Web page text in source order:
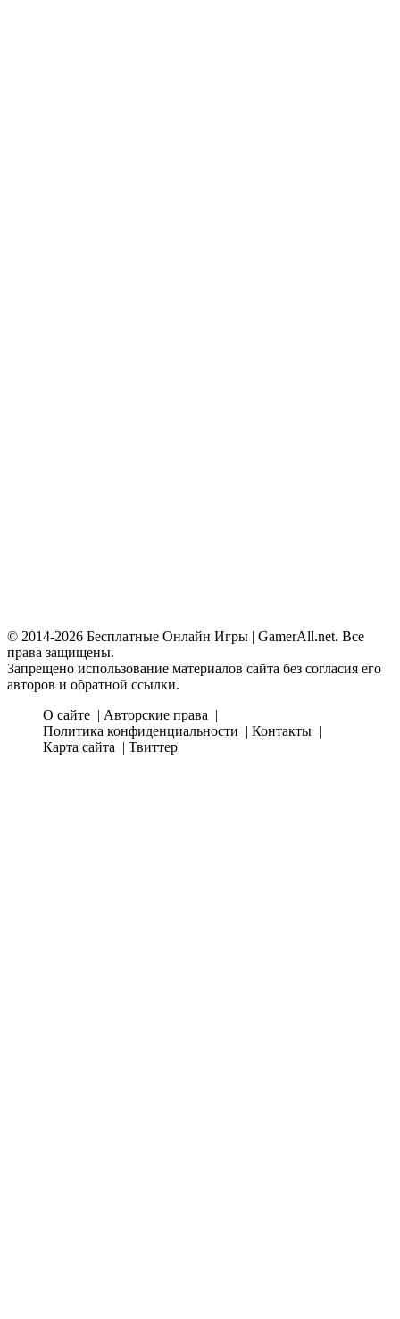
© 2014-2026 Бесплатные Онлайн Игры | GamerAll.net. Все
права защищены.
Запрещено использование материалов сайта без согласия его
авторов и обратной ссылки.
О сайте
Авторские права
Политика конфиденциальности
Контакты
Карта сайта
Твиттер